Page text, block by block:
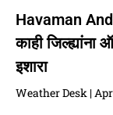
Havaman
काही जिल्ह्यांना
इशारा
Weather Desk